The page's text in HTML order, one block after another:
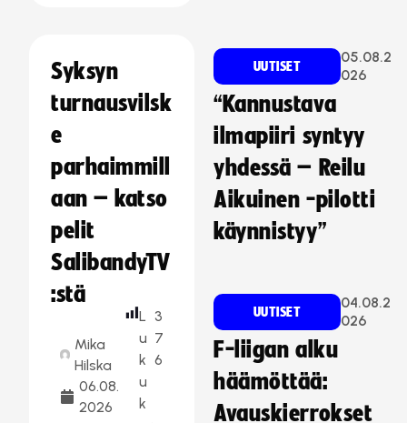
Syksyn
turnausvilsk
e
parhaimmill
aan – katso
pelit
SalibandyTV
:stä
Mika
Hilska
06.08.
2026
L
u
k
u
k
3
7
6
UUTISET
05.08.2
026
“Kannustava
ilmapiiri syntyy
yhdessä – Reilu
Aikuinen -pilotti
käynnistyy”
UUTISET
04.08.2
026
F-liigan alku
häämöttää:
Avauskierrokset